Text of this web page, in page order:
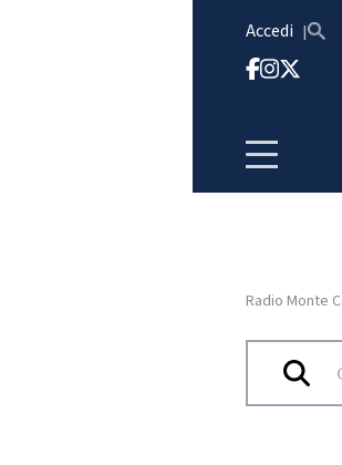
Accedi
HOME
RADIO
Radio Monte
Tag:james